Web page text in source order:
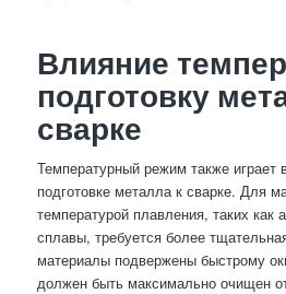
Влияние
подготовку
сварке
Температурный режим также играет
подготовке металла к сварке. Для
температурой плавления, таких как
сплавы, требуется более
материалы подвержены быстрому
должен быть максимально очищен